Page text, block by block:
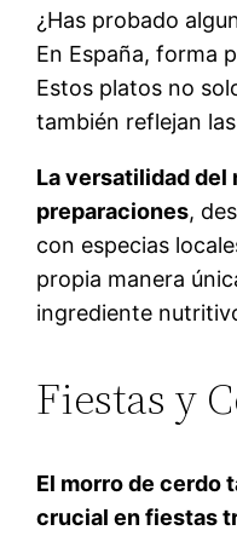
¿Has probado
En España, forma
Estos platos no
también reflejan
La versatilidad
preparaciones,
con especias
propia manera
ingrediente
Fiestas y
El morro de cerdo
crucial en fiestas